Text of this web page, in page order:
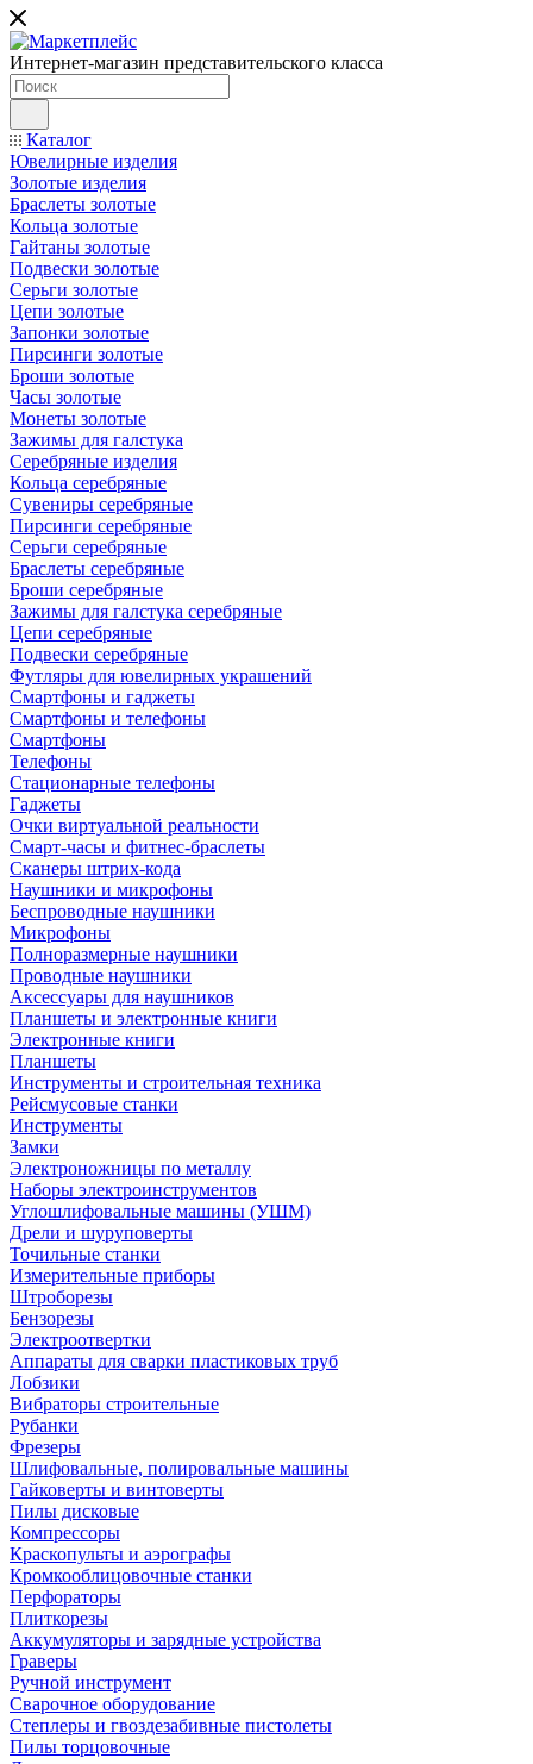
Интернет-магазин представительского класса
Каталог
Ювелирные изделия
Золотые изделия
Браслеты золотые
Кольца золотые
Гайтаны золотые
Подвески золотые
Серьги золотые
Цепи золотые
Запонки золотые
Пирсинги золотые
Броши золотые
Часы золотые
Монеты золотые
Зажимы для галстука
Серебряные изделия
Кольца серебряные
Сувениры серебряные
Пирсинги серебряные
Серьги серебряные
Браслеты серебряные
Броши серебряные
Зажимы для галстука серебряные
Цепи серебряные
Подвески серебряные
Футляры для ювелирных украшений
Смартфоны и гаджеты
Смартфоны и телефоны
Смартфоны
Телефоны
Стационарные телефоны
Гаджеты
Очки виртуальной реальности
Смарт-часы и фитнес-браслеты
Сканеры штрих-кода
Наушники и микрофоны
Беспроводные наушники
Микрофоны
Полноразмерные наушники
Проводные наушники
Аксессуары для наушников
Планшеты и электронные книги
Электронные книги
Планшеты
Инструменты и строительная техника
Рейсмусовые станки
Инструменты
Замки
Электроножницы по металлу
Наборы электроинструментов
Углошлифовальные машины (УШМ)
Дрели и шуруповерты
Точильные станки
Измерительные приборы
Штроборезы
Бензорезы
Электроотвертки
Аппараты для сварки пластиковых труб
Лобзики
Вибраторы строительные
Рубанки
Фрезеры
Шлифовальные, полировальные машины
Гайковерты и винтоверты
Пилы дисковые
Компрессоры
Краскопульты и аэрографы
Кромкооблицовочные станки
Перфораторы
Плиткорезы
Аккумуляторы и зарядные устройства
Граверы
Ручной инструмент
Сварочное оборудование
Степлеры и гвоздезабивные пистолеты
Пилы торцовочные